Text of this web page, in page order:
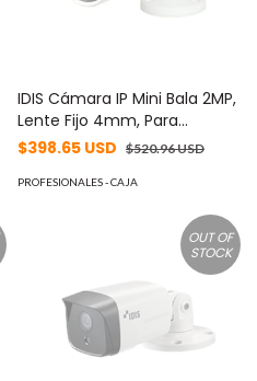
IDIS Cámara IP Mini Bala 2MP,
Lente Fijo 4mm, Para
Exterior, IR 10m, Dia/Noche
$398.65 USD $520.96 USD
PROFESIONALES - CAJA
OUT OF
STOCK